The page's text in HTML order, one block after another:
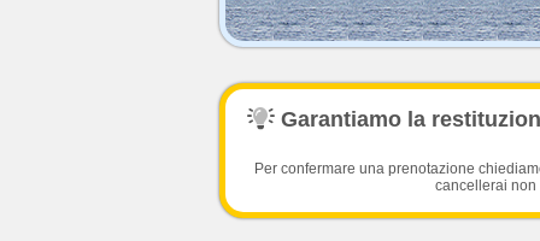
Garantiamo la
Per confermare una prenotazione
cancellerai non